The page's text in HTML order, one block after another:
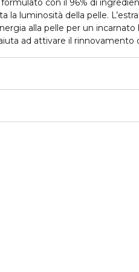
con il 96% di
la luminosità della pelle.
alla pelle per un
ad attivare il rinnovamento
tonificante per rassodare e
appaiono riposati e più
ridotti. Utilizzare da solo
abituale, mescolato con il